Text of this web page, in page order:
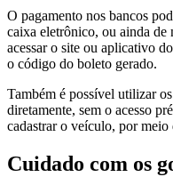
O pagamento nos bancos
caixa eletrônico, ou ainda de
acessar o site ou aplicativo
o código do boleto gerado.
Também é possível utilizar
diretamente, sem o acesso
cadastrar o veículo, por
Cuidado com os